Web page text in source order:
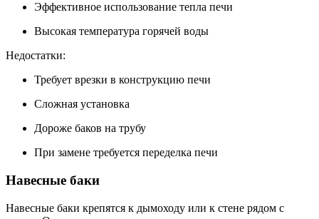
Эффективное использование тепла печи
Высокая температура горячей воды
Недостатки:
Требует врезки в конструкцию печи
Сложная установка
Дороже баков на трубу
При замене требуется переделка печи
Навесные баки
Навесные баки крепятся к дымоходу или к стене рядом с